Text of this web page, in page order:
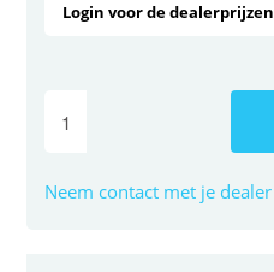
Login voor de dealerprijzen
Neem contact met je dealer